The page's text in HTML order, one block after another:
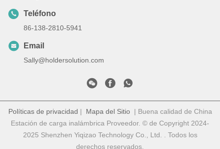
Teléfono
86-138-2810-5941
Email
Sally@holdersolution.com
Políticas de privacidad | Mapa del Sitio| Buena calidad de China
Estación de carga inalámbrica Proveedor. © de Copyright 2024-
2025 Shenzhen Yiqizao Technology Co., Ltd. . Todos los
derechos reservados.